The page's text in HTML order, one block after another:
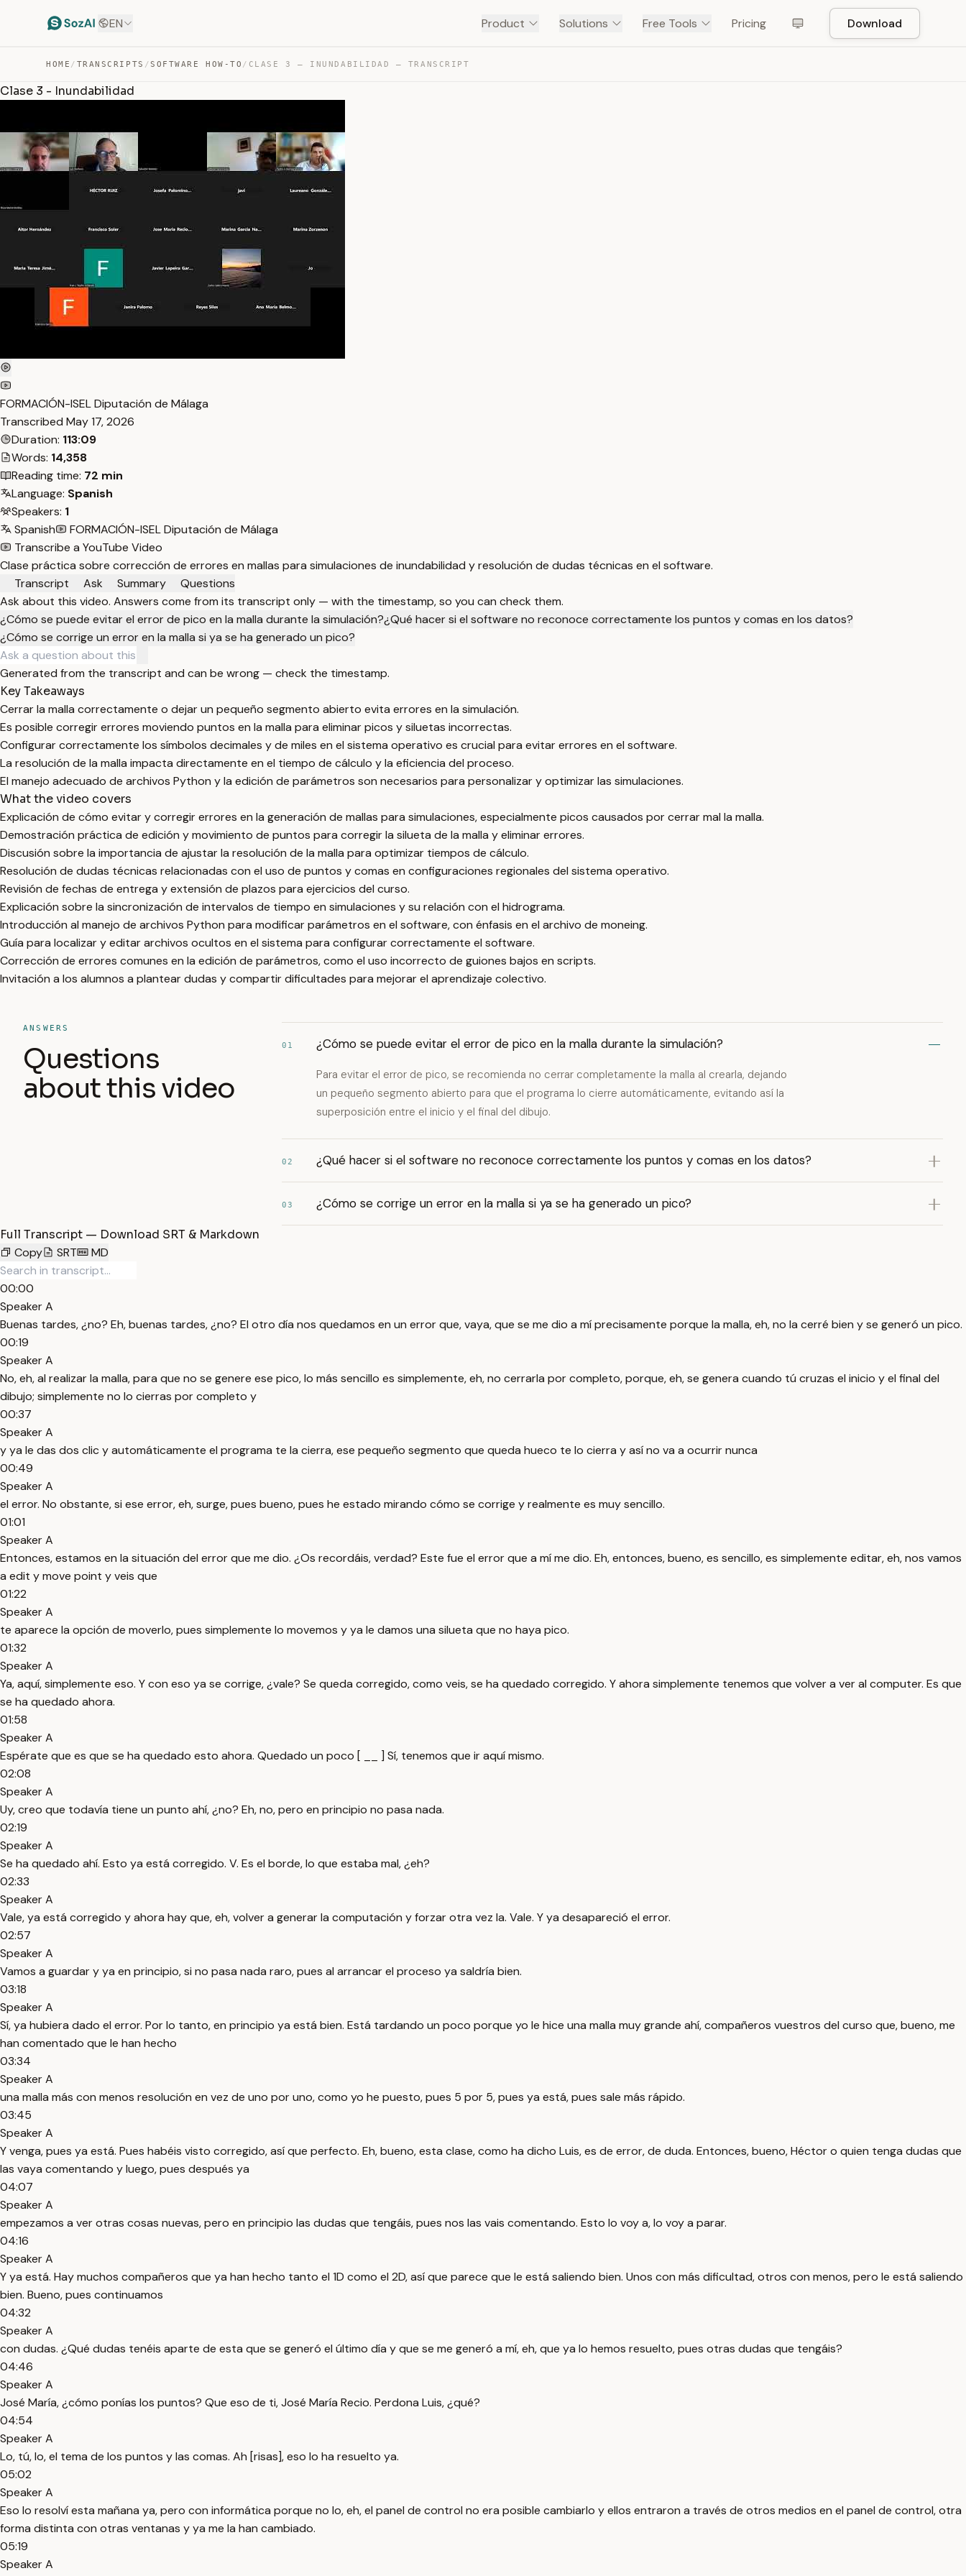
EN Product Solutions Free Tools Pricing Download
HOME / TRANSCRIPTS /SOFTWARE HOW-TO / CLASE 3 – INUNDABILIDAD — TRANSCRIPT
Clase 3 - Inundabilidad
FORMACIÓN-ISEL Diputación de Málaga
Transcribed May 17, 2026
Duration: 113:09
Words: 14,358
Reading time: 72 min
Language: Spanish
Speakers: 1
Spanish
FORMACIÓN-ISEL Diputación de Málaga
Transcribe a YouTube Video
Clase práctica sobre corrección de errores en mallas para simulaciones de inundabilidad y resolución de dudas técnicas en el software.
Transcript
Ask Summary
Questions
Ask about this video. Answers come from its transcript only — with the timestamp, so you can check them.
¿Cómo se puede evitar el error de pico en la malla durante la simulación?¿Qué hacer si el software no reconoce correctamente los puntos y comas en los datos?
¿Cómo se corrige un error en la malla si ya se ha generado un pico?
Generated from the transcript and can be wrong — check the timestamp.
Key Takeaways
Cerrar la malla correctamente o dejar un pequeño segmento abierto evita errores en la simulación.
Es posible corregir errores moviendo puntos en la malla para eliminar picos y siluetas incorrectas.
Configurar correctamente los símbolos decimales y de miles en el sistema operativo es crucial para evitar errores en el software.
La resolución de la malla impacta directamente en el tiempo de cálculo y la eficiencia del proceso.
El manejo adecuado de archivos Python y la edición de parámetros son necesarios para personalizar y optimizar las simulaciones.
What the video covers
Explicación de cómo evitar y corregir errores en la generación de mallas para simulaciones, especialmente picos causados por cerrar mal la malla.
Demostración práctica de edición y movimiento de puntos para corregir la silueta de la malla y eliminar errores.
Discusión sobre la importancia de ajustar la resolución de la malla para optimizar tiempos de cálculo.
Resolución de dudas técnicas relacionadas con el uso de puntos y comas en configuraciones regionales del sistema operativo.
Revisión de fechas de entrega y extensión de plazos para ejercicios del curso.
Explicación sobre la sincronización de intervalos de tiempo en simulaciones y su relación con el hidrograma.
Introducción al manejo de archivos Python para modificar parámetros en el software, con énfasis en el archivo de moneing.
Guía para localizar y editar archivos ocultos en el sistema para configurar correctamente el software.
Corrección de errores comunes en la edición de parámetros, como el uso incorrecto de guiones bajos en scripts.
Invitación a los alumnos a plantear dudas y compartir dificultades para mejorar el aprendizaje colectivo.
ANSWERS
Questions
about this video
01 ¿Cómo se puede evitar el error de pico en la malla durante la simulación?
Para evitar el error de pico, se recomienda no cerrar completamente la malla al crearla, dejando
un pequeño segmento abierto para que el programa lo cierre automáticamente, evitando así la
superposición entre el inicio y el final del dibujo.
02 ¿Qué hacer si el software no reconoce correctamente los puntos y comas en los datos?
03 ¿Cómo se corrige un error en la malla si ya se ha generado un pico?
Full Transcript — Download SRT & Markdown
Copy
SRT MD
00:00
Speaker A
Buenas tardes, ¿no? Eh, buenas tardes, ¿no? El otro día nos quedamos en un error que, vaya, que se me dio a mí precisamente porque la malla, eh, no la cerré bien y se generó un pico.
00:19
Speaker A
No, eh, al realizar la malla, para que no se genere ese pico, lo más sencillo es simplemente, eh, no cerrarla por completo, porque, eh, se genera cuando tú cruzas el inicio y el final del
dibujo; simplemente no lo cierras por completo y
00:37
Speaker A
y ya le das dos clic y automáticamente el programa te la cierra, ese pequeño segmento que queda hueco te lo cierra y así no va a ocurrir nunca
00:49
Speaker A
el error. No obstante, si ese error, eh, surge, pues bueno, pues he estado mirando cómo se corrige y realmente es muy sencillo.
01:01
Speaker A
Entonces, estamos en la situación del error que me dio. ¿Os recordáis, verdad? Este fue el error que a mí me dio. Eh, entonces, bueno, es sencillo, es simplemente editar, eh, nos vamos
a edit y move point y veis que
01:22
Speaker A
te aparece la opción de moverlo, pues simplemente lo movemos y ya le damos una silueta que no haya pico.
01:32
Speaker A
Ya, aquí, simplemente eso. Y con eso ya se corrige, ¿vale? Se queda corregido, como veis, se ha quedado corregido. Y ahora simplemente tenemos que volver a ver al computer. Es que
se ha quedado ahora.
01:58
Speaker A
Espérate que es que se ha quedado esto ahora. Quedado un poco [ __ ] Sí, tenemos que ir aquí mismo.
02:08
Speaker A
Uy, creo que todavía tiene un punto ahí, ¿no? Eh, no, pero en principio no pasa nada.
02:19
Speaker A
Se ha quedado ahí. Esto ya está corregido. V. Es el borde, lo que estaba mal, ¿eh?
02:33
Speaker A
Vale, ya está corregido y ahora hay que, eh, volver a generar la computación y forzar otra vez la. Vale. Y ya desapareció el error.
02:57
Speaker A
Vamos a guardar y ya en principio, si no pasa nada raro, pues al arrancar el proceso ya saldría bien.
03:18
Speaker A
Sí, ya hubiera dado el error. Por lo tanto, en principio ya está bien. Está tardando un poco porque yo le hice una malla muy grande ahí, compañeros vuestros del curso que, bueno, me
han comentado que le han hecho
03:34
Speaker A
una malla más con menos resolución en vez de uno por uno, como yo he puesto, pues 5 por 5, pues ya está, pues sale más rápido.
03:45
Speaker A
Y venga, pues ya está. Pues habéis visto corregido, así que perfecto. Eh, bueno, esta clase, como ha dicho Luis, es de error, de duda. Entonces, bueno, Héctor o quien tenga dudas que
las vaya comentando y luego, pues después ya
04:07
Speaker A
empezamos a ver otras cosas nuevas, pero en principio las dudas que tengáis, pues nos las vais comentando. Esto lo voy a, lo voy a parar.
04:16
Speaker A
Y ya está. Hay muchos compañeros que ya han hecho tanto el 1D como el 2D, así que parece que le está saliendo bien. Unos con más dificultad, otros con menos, pero le está saliendo
bien. Bueno, pues continuamos
04:32
Speaker A
con dudas. ¿Qué dudas tenéis aparte de esta que se generó el último día y que se me generó a mí, eh, que ya lo hemos resuelto, pues otras dudas que tengáis?
04:46
Speaker A
José María, ¿cómo ponías los puntos? Que eso de ti, José María Recio. Perdona Luis, ¿qué?
04:54
Speaker A
Lo, tú, lo, el tema de los puntos y las comas. Ah [risas], eso lo ha resuelto ya.
05:02
Speaker A
Eso lo resolví esta mañana ya, pero con informática porque no lo, eh, el panel de control no era posible cambiarlo y ellos entraron a través de otros medios en el panel de control, otra
forma distinta con otras ventanas y ya me la han cambiado.
05:19
Speaker A